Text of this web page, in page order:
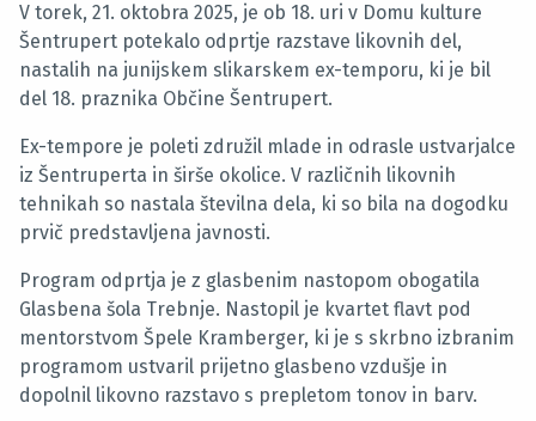
V torek, 21. oktobra 2025, je ob 18. uri v Domu kulture
Šentrupert potekalo odprtje razstave likovnih del,
nastalih na junijskem slikarskem ex-temporu, ki je bil
del 18. praznika Občine Šentrupert.
Ex-tempore je poleti združil mlade in odrasle ustvarjalce
iz Šentruperta in širše okolice. V različnih likovnih
tehnikah so nastala številna dela, ki so bila na dogodku
prvič predstavljena javnosti.
Program odprtja je z glasbenim nastopom obogatila
Glasbena šola Trebnje. Nastopil je kvartet flavt pod
mentorstvom Špele Kramberger, ki je s skrbno izbranim
programom ustvaril prijetno glasbeno vzdušje in
dopolnil likovno razstavo s prepletom tonov in barv.